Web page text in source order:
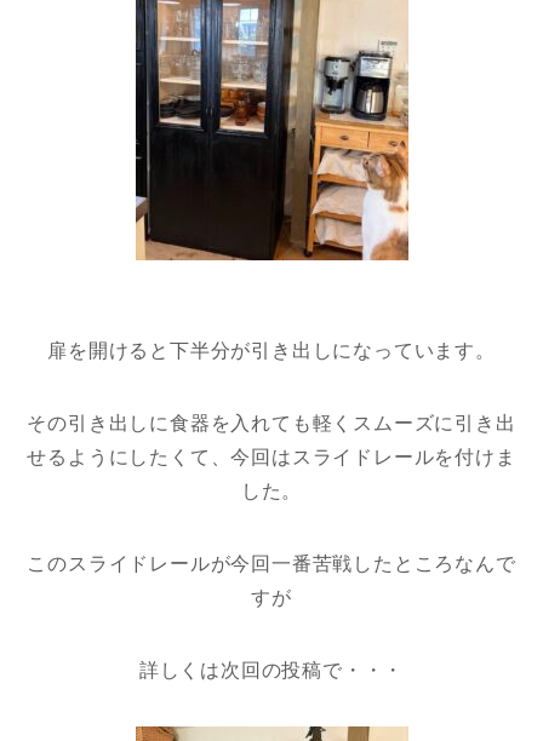
扉を開けると下半分が引き出しになっています。
その引き出しに食器を入れても軽くスムーズに引き出
せるようにしたくて、今回はスライドレールを付けま
した。
このスライドレールが今回一番苦戦したところなんで
すが
詳しくは次回の投稿で・・・